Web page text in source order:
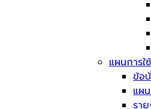
แผนการใ
ข้อ
แผ
รา